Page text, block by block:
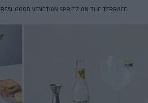
GOOD VENETIAN SPRITZ ON THE TERRACE